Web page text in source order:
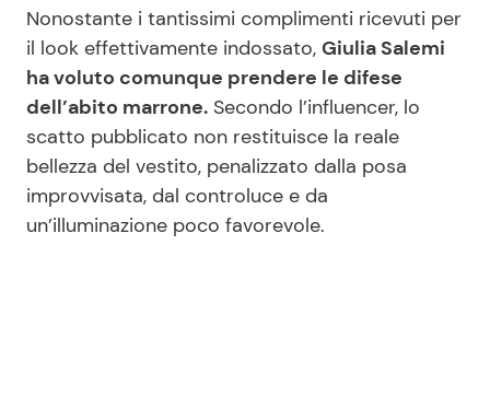
Nonostante i tantissimi complimenti ricevuti per
il look effettivamente indossato, Giulia Salemi
ha voluto comunque prendere le difese
dell’abito marrone. Secondo l’influencer, lo
scatto pubblicato non restituisce la reale
bellezza del vestito, penalizzato dalla posa
improvvisata, dal controluce e da
un’illuminazione poco favorevole.